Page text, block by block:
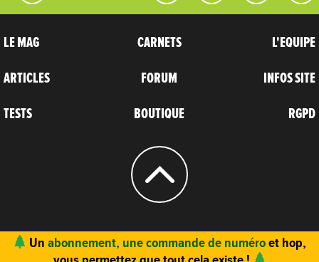
LE MAG
ARTICLES
TESTS
CARNETS
FORUM
BOUTIQUE
L'EQUIPE
INFOS SITE
RGPD
© 2004 - 2026 CARNETS D’AVENTURES
Un abonnement, une commande de numéroet hop,